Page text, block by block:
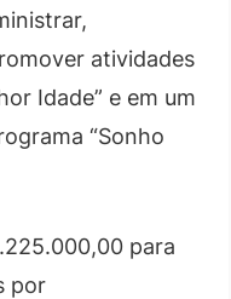
atividades
Idade” e em um
“Sonho
para
por